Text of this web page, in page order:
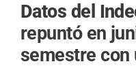
Datos del
repuntó en
semestre con